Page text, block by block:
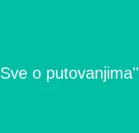
o putovanjima''